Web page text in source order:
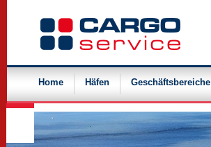
Navigation
überspringen
Home Häfen Geschäftsbereiche